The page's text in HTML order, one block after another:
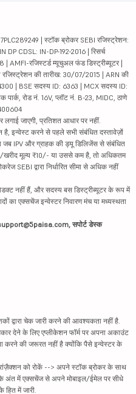
| स्टॉक ब्रोकर SEBI रजिस्ट्रेशन:
DP CDSL: IN-DP-192-2016 | रिसर्च
AMFI-रजिस्टर्ड म्यूचुअल फंड डिस्ट्रीब्यूटर |
की तारीख: 30/07/2015 | ARN की
| BSE सदस्य ID: 6363 | MCX सदस्य ID:
रोड नं. 16V, प्लॉट नं. B-23, MIDC, ठाणे
जाएगी, प्रतिशत आधार पर नहीं.
है, इन्वेस्ट करने से पहले सभी संबंधित दस्तावेज़ों
जब IPV और ग्राहक की ड्यू डिलिजेंस से संबंधित
खरीद मूल्य ₹10/- या उससे कम है, तो अधिकतम
SEBI द्वारा निर्धारित सीमा से अधिक नहीं
नहीं हैं, और सदस्य बस डिस्ट्रीब्यूटर के रूप में
का एक्सचेंज इन्वेस्टर निवारण मंच या मध्यस्थता
सपोर्ट डेस्क
द्वारा चेक जारी करने की आवश्यकता नहीं है.
देने के लिए एप्लीकेशन फॉर्म पर अपना अकाउंट
करने की जरूरत नहीं है क्योंकि पैसे इन्वेस्टर के
को रोकें --> अपने स्टॉक ब्रोकर के साथ
अंत में एक्सचेंज से अपने मोबाइल/ईमेल पर सीधे
में जारी.